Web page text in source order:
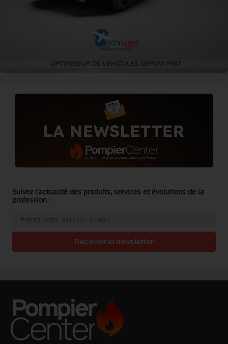
Suivez l'actualité des produits, services et évolutions de la
profession :
Recevoir la newsletter